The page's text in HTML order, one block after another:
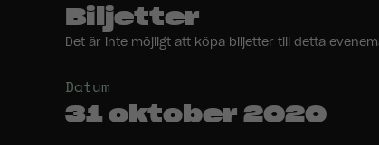
Biljetter
Det är inte möjligt att köpa biljetter till detta
Datum
31 oktober 2020